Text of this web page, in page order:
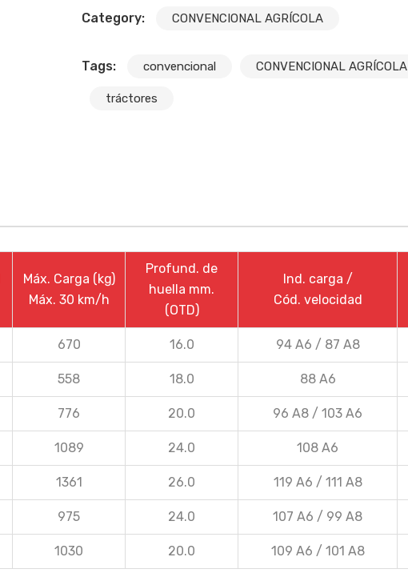
Category: CONVENCIONAL AGRÍCOLA
Tags: convencional CONVENCIONAL AGRÍCOLA
tráctores
Máx. Carga (kg)
Máx. 30 km/h
Profund. de
huella mm.
(OTD)
Ind. carga /
Cód. velocidad
670 16.0 94 A6 / 87 A8
558 18.0 88 A6
776 20.0 96 A8 / 103 A6
1089 24.0 108 A6
1361 26.0 119 A6 / 111 A8
975 24.0 107 A6 / 99 A8
1030 20.0 109 A6 / 101 A8